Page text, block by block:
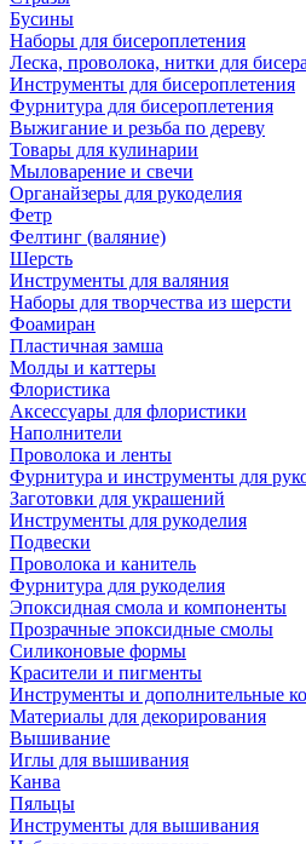
Бусины
Наборы для бисероплетения
Леска, проволока, нитки для бисера
Инструменты для бисероплетения
Фурнитура для бисероплетения
Выжигание и резьба по дереву
Товары для кулинарии
Мыловарение и свечи
Органайзеры для рукоделия
Фетр
Фелтинг (валяние)
Шерсть
Инструменты для валяния
Наборы для творчества из шерсти
Фоамиран
Пластичная замша
Молды и каттеры
Флористика
Аксессуары для флористики
Наполнители
Проволока и ленты
Фурнитура и инструменты для
Заготовки для украшений
Инструменты для рукоделия
Подвески
Проволока и канитель
Фурнитура для рукоделия
Эпоксидная смола и компоненты
Прозрачные эпоксидные смолы
Силиконовые формы
Красители и пигменты
Инструменты и дополнительные
Материалы для декорирования
Вышивание
Иглы для вышивания
Канва
Пяльцы
Инструменты для вышивания